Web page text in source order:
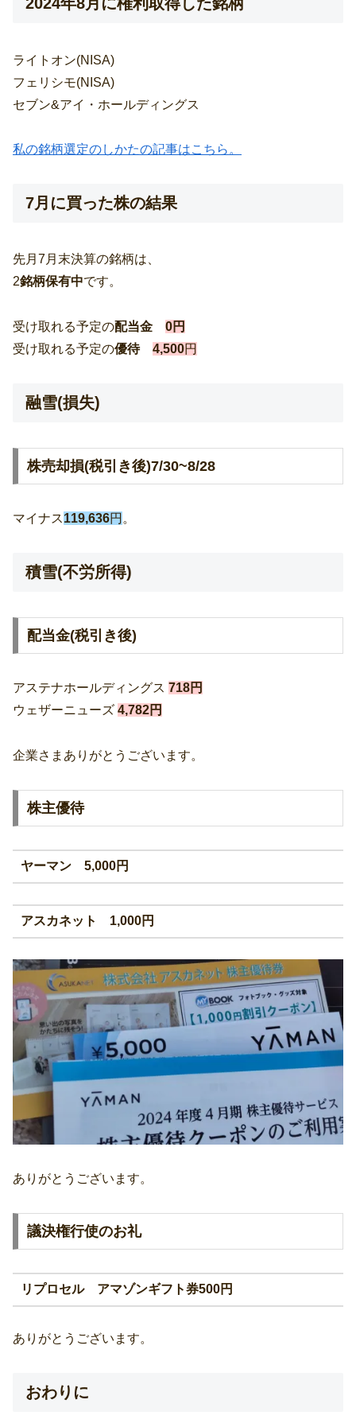
ライトオン(NISA)
フェリシモ(NISA)
セブン&アイ・ホールディングス
私の銘柄選定のしかたの記事はこちら。
7月に買った株の結果
先月7月末決算の銘柄は、
2銘柄保有中です。
受け取れる予定の配当金
0円
受け取れる予定の優待 4,500円
融雪(損失)
株売却損(税引き後)7/30~8/28
マイナス119,636円 。
積雪(不労所得)
配当金(税引き後)
アステナホールディングス 718円
ウェザーニューズ 4,782円
企業さまありがとうございます。
株主優待
ヤーマン 5,000円
アスカネット 1,000円
ありがとうございます。
議決権行使のお礼
リプロセル アマゾンギフト券500円
ありがとうございます。
おわりに